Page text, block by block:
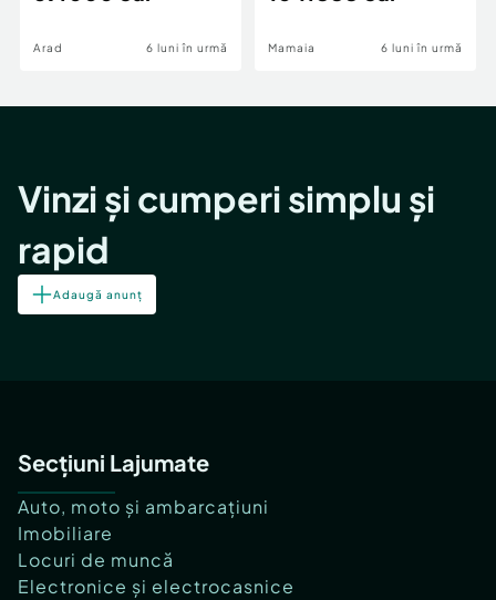
Arad 6 luni în urmă Mamaia 6 luni în urmă
Vinzi și cumperi simplu și
rapid
Adaugă anunț
Secțiuni Lajumate
Auto, moto și ambarcațiuni
Imobiliare
Locuri de muncă
Electronice și electrocasnice